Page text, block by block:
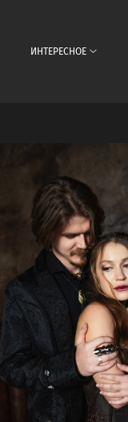
ИНТЕРЕСНОЕ